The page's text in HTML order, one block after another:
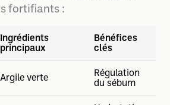
fortifiants :
Ingrédients
principaux
Bénéfices
clés
Argile verte
Régulation
du sébum